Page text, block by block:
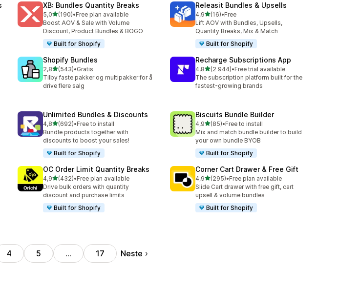
XB: Bundles Quantity Breaks
5,0av 5 stjerner
(190)
Totalt 190 omtaler
•Free plan available
Boost AOV & Sale with Volume
Discount, Product Bundles & BOGO
Built for Shopify
Releasit Bundles & Upsells
4,9av 5 stjerner
(16)
Totalt 16 omtaler
•Free
Lift AOV with Bundles, Upsells,
Quantity Breaks, Mix & Match
Built for Shopify
Shopify Bundles
2,8av 5 stjerner
(543)
Totalt 543 omtaler
•Gratis
Tilby faste pakker og multipakker for å
drive flere salg
Recharge Subscriptions App
4,8av 5 stjerner
(2 944)
Totalt 2944 omtaler
•Free trial available
The subscription platform built for the
fastest-growing brands
Unlimited Bundles & Discounts
4,8av 5 stjerner
(692)
Totalt 692 omtaler
•Free to install
Bundle products together with
discounts to boost your sales!
Built for Shopify
Biscuits Bundle Builder
4,9av 5 stjerner
(85)
Totalt 85 omtaler
•Free to install
Mix and match bundle builder to build
your own bundle BYOB
Built for Shopify
OC Order Limit Quantity Breaks
4,9av 5 stjerner
(432)
Totalt 432 omtaler
•Free plan available
Drive bulk orders with quantity
discount and purchase limits
Built for Shopify
Corner Cart Drawer & Free Gift
4,9av 5 stjerner
(295)
Totalt 295 omtaler
•Free plan available
Slide Cart drawer with free gift, cart
upsell & volume bundles
Built for Shopify
4 5 … 17 Neste